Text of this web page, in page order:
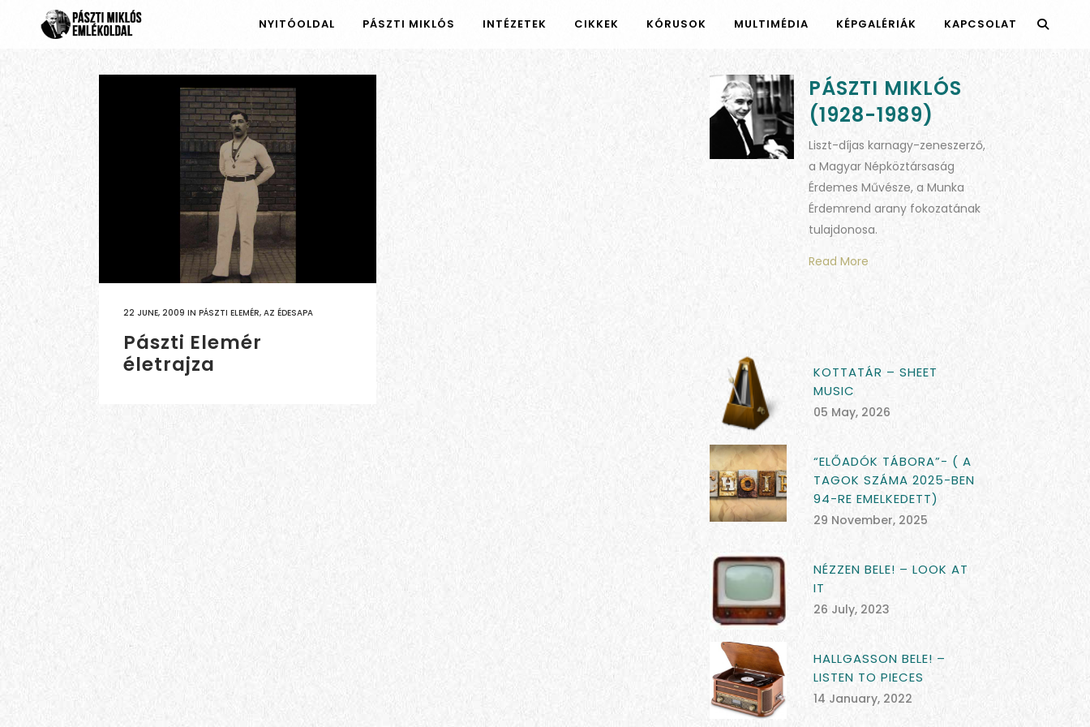
NYITÓOLDAL PÁSZTI MIKLÓS INTÉZETEK CIKKEK KÓRUSOK MULTIMÉDIA KÉPGALÉRIÁK KAPCSOLAT
22 JUNE, 2009 IN PÁSZTI ELEMÉR, AZ ÉDESAPA
Pászti Elemér
életrajza
PÁSZTI MIKLÓS
(1928-1989)
Liszt-díjas karnagy-zeneszerző,
a Magyar Népköztársaság
Érdemes Művésze, a Munka
Érdemrend arany fokozatának
tulajdonosa.
Read More
KOTTATÁR – SHEET
MUSIC
05 May, 2026
“ELŐADÓK TÁBORA”- ( A
TAGOK SZÁMA 2025-BEN
94-RE EMELKEDETT)
29 November, 2025
NÉZZEN BELE! – LOOK AT
IT
26 July, 2023
HALLGASSON BELE! –
LISTEN TO PIECES
14 January, 2022